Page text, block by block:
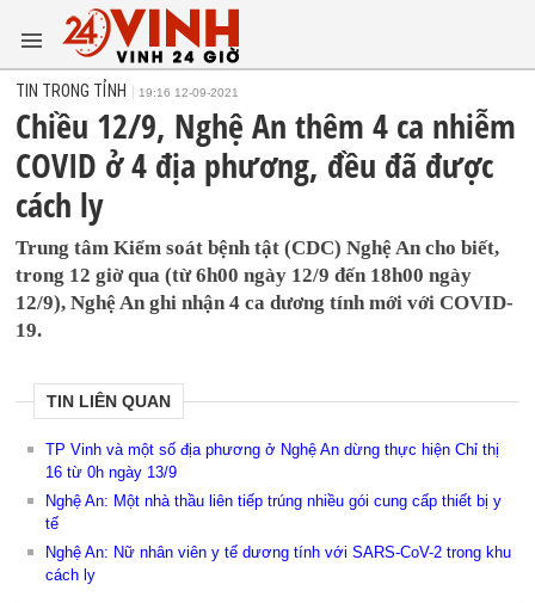
TIN TRONG TỈNH 19:16 12-09-2021
Chiều 12/9, Nghệ An thêm 4 ca nhiễm
COVID ở 4 địa phương, đều đã được
cách ly
Trung tâm Kiểm soát bệnh tật (CDC) Nghệ An cho biết,
trong 12 giờ qua (từ 6h00 ngày 12/9 đến 18h00 ngày
12/9), Nghệ An ghi nhận 4 ca dương tính mới với COVID-
19.
TIN LIÊN QUAN
TP Vinh và một số địa phương ở Nghệ An dừng thực hiện Chỉ thị
16 từ 0h ngày 13/9
Nghệ An: Một nhà thầu liên tiếp trúng nhiều gói cung cấp thiết bị y
tế
Nghệ An: Nữ nhân viên y tế dương tính với SARS-CoV-2 trong khu
cách ly